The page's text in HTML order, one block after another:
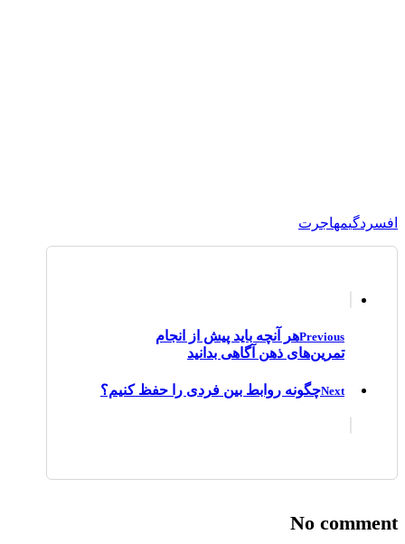
افسردگیمهاجرت
Previousهر آنچه باید پیش از انجام
تمرین‌های ذهن آگاهی بدانید
Nextچگونه روابط بین فردی را حفظ کنیم؟
No comment